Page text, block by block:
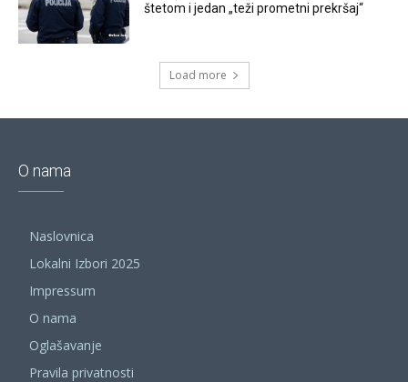
štetom i jedan „teži prometni prekršaj“
Load more
O nama
Naslovnica
Lokalni Izbori 2025
Impressum
O nama
Oglašavanje
Pravila privatnosti